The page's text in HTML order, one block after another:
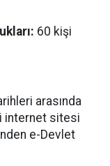
60 kişi
arasında
internet sitesi
e-Devlet